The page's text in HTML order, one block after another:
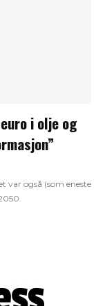
i olje og
var også (som eneste